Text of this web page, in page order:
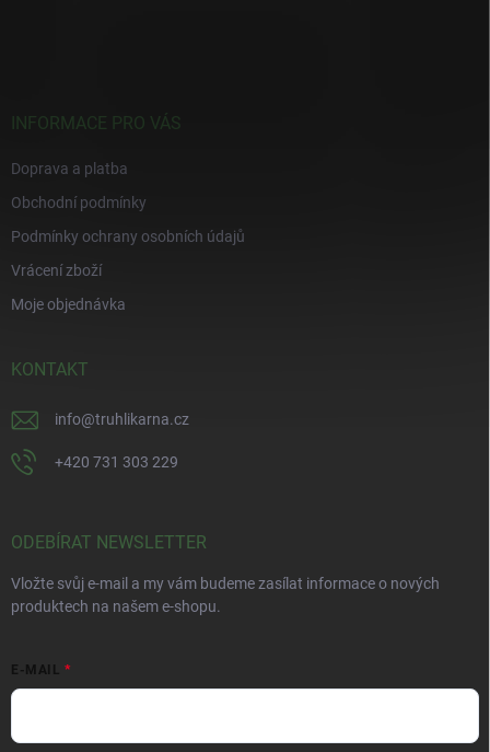
INFORMACE PRO VÁS
Doprava a platba
Obchodní podmínky
Podmínky ochrany osobních údajů
Vrácení zboží
Moje objednávka
KONTAKT
info@truhlikarna.cz
+420 731 303 229
ODEBÍRAT NEWSLETTER
Vložte svůj e-mail a my vám budeme zasílat informace o nových
produktech na našem e-shopu.
E-MAIL